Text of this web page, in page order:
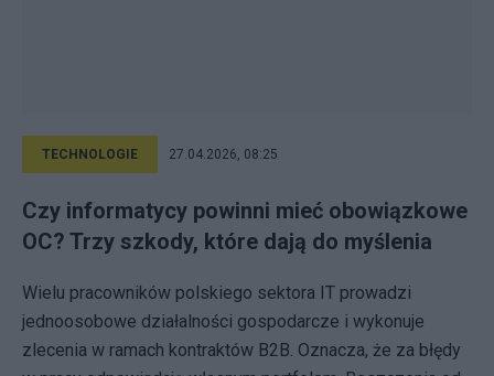
TECHNOLOGIE 27.04.2026, 08:25
Czy informatycy powinni mieć obowiązkowe
OC? Trzy szkody, które dają do myślenia
Wielu pracowników polskiego sektora IT prowadzi
jednoosobowe działalności gospodarcze i wykonuje
zlecenia w ramach kontraktów B2B. Oznacza, że za błędy